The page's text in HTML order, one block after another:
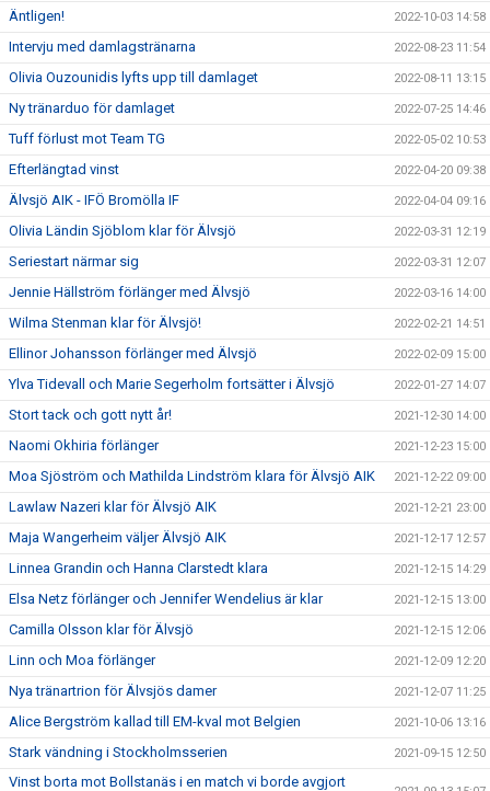
Äntligen! 2022-10-03 14:58
Intervju med damlagstränarna 2022-08-23 11:54
Olivia Ouzounidis lyfts upp till damlaget 2022-08-11 13:15
Ny tränarduo för damlaget 2022-07-25 14:46
Tuff förlust mot Team TG 2022-05-02 10:53
Efterlängtad vinst 2022-04-20 09:38
Älvsjö AIK - IFÖ Bromölla IF 2022-04-04 09:16
Olivia Ländin Sjöblom klar för Älvsjö 2022-03-31 12:19
Seriestart närmar sig 2022-03-31 12:07
Jennie Hällström förlänger med Älvsjö 2022-03-16 14:00
Wilma Stenman klar för Älvsjö! 2022-02-21 14:51
Ellinor Johansson förlänger med Älvsjö 2022-02-09 15:00
Ylva Tidevall och Marie Segerholm fortsätter i Älvsjö 2022-01-27 14:07
Stort tack och gott nytt år! 2021-12-30 14:00
Naomi Okhiria förlänger 2021-12-23 15:00
Moa Sjöström och Mathilda Lindström klara för Älvsjö AIK 2021-12-22 09:00
Lawlaw Nazeri klar för Älvsjö AIK 2021-12-21 23:00
Maja Wangerheim väljer Älvsjö AIK 2021-12-17 12:57
Linnea Grandin och Hanna Clarstedt klara 2021-12-15 14:29
Elsa Netz förlänger och Jennifer Wendelius är klar 2021-12-15 13:00
Camilla Olsson klar för Älvsjö 2021-12-15 12:06
Linn och Moa förlänger 2021-12-09 12:20
Nya tränartrion för Älvsjös damer 2021-12-07 11:25
Alice Bergström kallad till EM-kval mot Belgien 2021-10-06 13:16
Stark vändning i Stockholmsserien 2021-09-15 12:50
Vinst borta mot Bollstanäs i en match vi borde avgjort